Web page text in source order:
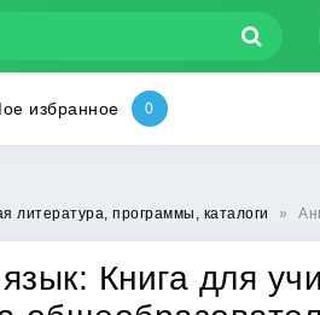
избранное
литература, программы, каталоги »
Книга для